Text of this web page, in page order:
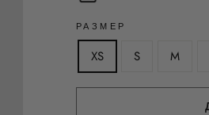
РАЗМЕР
XS S M